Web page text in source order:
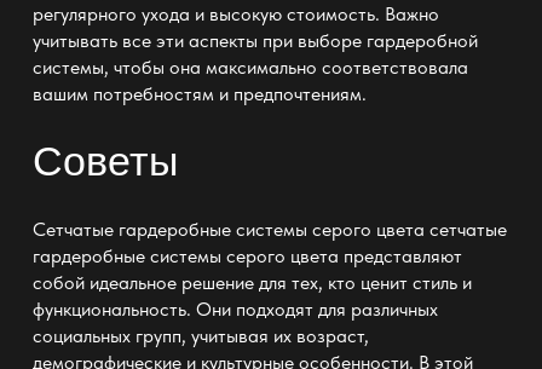
регулярного ухода и высокую стоимость. Важно
учитывать все эти аспекты при выборе гардеробной
системы, чтобы она максимально соответствовала
вашим потребностям и предпочтениям.
Советы
Сетчатые гардеробные системы серого цвета сетчатые
гардеробные системы серого цвета представляют
собой идеальное решение для тех, кто ценит стиль и
функциональность. Они подходят для различных
социальных групп, учитывая их возраст,
демографические и культурные особенности. В этой